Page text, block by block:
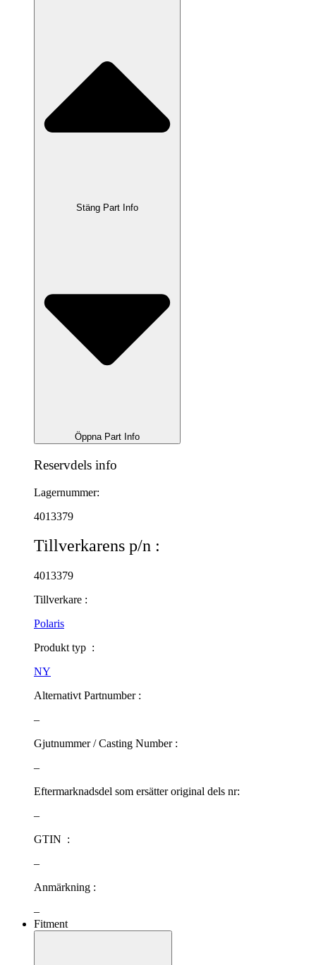
Stäng Part Info
Öppna Part Info
Reservdels info
Lagernummer:
4013379
Tillverkarens p/n :
4013379
Tillverkare :
Polaris
Produkt typ :
NY
Alternativt Partnumber :
–
Gjutnummer / Casting Number :
–
Eftermarknadsdel som ersätter original dels nr:
–
GTIN :
–
Anmärkning :
–
Fitment